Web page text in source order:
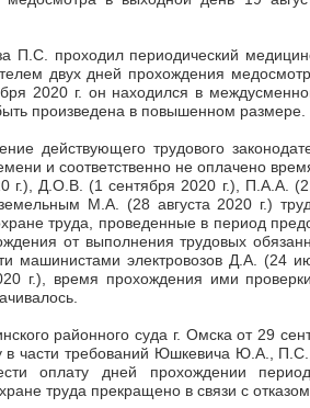
П.С. проходил периодический
двух дней прохождения
2020 г. он находился в
произведена в повышенном размере.
действующего трудового
и соответственно не оплачено
г.), Д.О.В. (1 сентября 2020 г.), П.А.А.
М.А. (28 августа 2020 г.)
труда, проведенные в период
от выполнения трудовых
машинистами электровозов Д.А. (24
г.), время прохождения ими
районного суда г. Омска от 29
в части требований Юшкевича Ю.А.,
оплату дней прохождении
труда прекращено в связи с